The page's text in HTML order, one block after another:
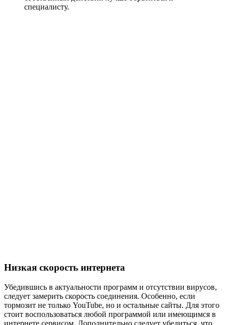
специалисту.
Низкая скорость интернета
Убедившись в актуальности программ и отсутствии вирусов,
следует замерить скорость соединения. Особенно, если
тормозит не только YouTube, но и остальные сайты. Для этого
стоит воспользоваться любой программой или имеющимся в
интернете сервисом. Дополнительно следует убедиться, что